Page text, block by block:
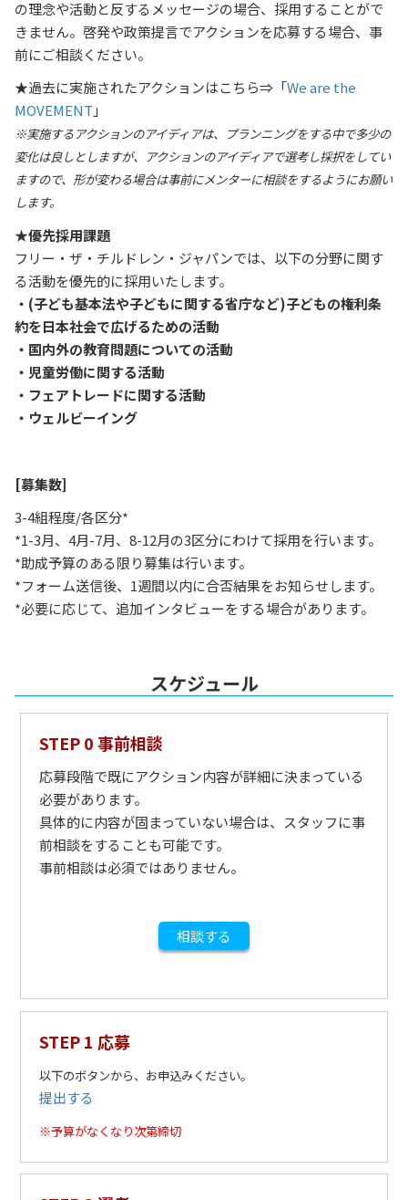
の理念や活動と反するメッセージの場合、採用することがで
きません。啓発や政策提言でアクションを応募する場合、事
前にご相談ください。
★過去に実施されたアクションはこちら⇒「We are the
MOVEMENT 」
※実施するアクションのアイディアは、プランニングをする中で多少の
変化は良しとしますが、アクションのアイディアで選考し採択をしてい
ますので、形が変わる場合は事前にメンターに相談をするようにお願い
します。
★優先採用課題
フリー・ザ・チルドレン・ジャパンでは、以下の分野に関す
る活動を優先的に採用いたします。
・(子ども基本法や子どもに関する省庁など)子どもの権利条
約を日本社会で広げるための活動
・国内外の教育問題についての活動
・児童労働に関する活動
・フェアトレードに関する活動
・ウェルビーイング
[募集数]
3-4組程度/各区分*
*1-3月、4月-7月、8-12月の3区分にわけて採用を行います。
*助成予算のある限り募集は行います。
*フォーム送信後、1週間以内に合否結果をお知らせします。
*必要に応じて、追加インタビューをする場合があります。
スケジュール
STEP 0 事前相談
応募段階で既にアクション内容が詳細に決まっている
必要があります。
具体的に内容が固まっていない場合は、スタッフに事
前相談をすることも可能です。
事前相談は必須ではありません。
相談する
STEP 1 応募
以下のボタンから、お申込みください。
提出する
※予算がなくなり次第締切